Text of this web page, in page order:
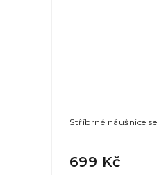
Stříbrné náušnice
699 Kč